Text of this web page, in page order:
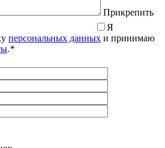
Прикрепить
Я
персональных данных и принимаю
.*